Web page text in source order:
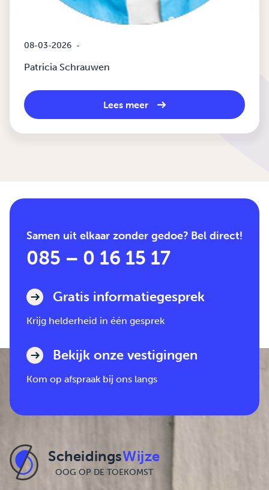
08-03-2026 -
Patricia Schrauwen
Lees meer
Samen uit elkaar zonder gedoe? Bel direct!
085 – 0 16 15 17
Gratis informatiegesprek
Krijg helderheid in één gesprek
Bekijk onze vestigingen
Kom op afspraak bij ons langs
ScheidingsWijze
OOG OP DE TOEKOMST